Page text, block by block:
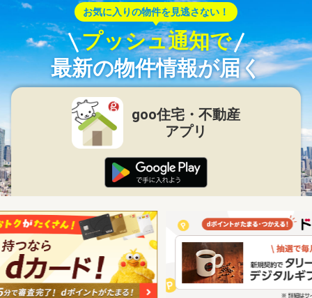
お気に入りの物件を見逃さない！
プッシュ通知で
最新の物件情報が届く
goo住宅・不動産
アプリ